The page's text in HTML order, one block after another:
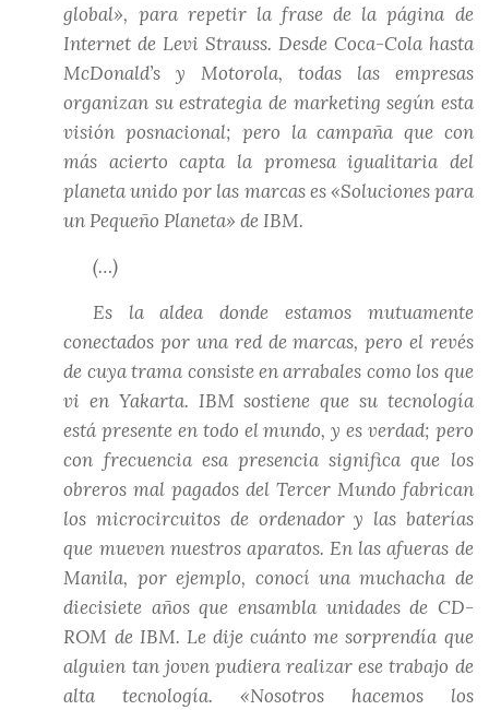
global», para repetir la frase de la página de
Internet de Levi Strauss. Desde Coca-Cola hasta
McDonald’s y Motorola, todas las empresas
organizan su estrategia de marketing según esta
visión posnacional; pero la campaña que con
más acierto capta la promesa igualitaria del
planeta unido por las marcas es «Soluciones para
un Pequeño Planeta» de IBM.
(…)
Es la aldea donde estamos mutuamente
conectados por una red de marcas, pero el revés
de cuya trama consiste en arrabales como los que
vi en Yakarta. IBM sostiene que su tecnología
está presente en todo el mundo, y es verdad; pero
con frecuencia esa presencia significa que los
obreros mal pagados del Tercer Mundo fabrican
los microcircuitos de ordenador y las baterías
que mueven nuestros aparatos. En las afueras de
Manila, por ejemplo, conocí una muchacha de
diecisiete años que ensambla unidades de CD-
ROM de IBM. Le dije cuánto me sorprendía que
alguien tan joven pudiera realizar ese trabajo de
alta tecnología. «Nosotros hacemos los